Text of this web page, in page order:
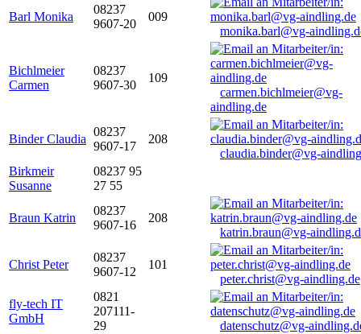
Barl Monika
08237
9607-20
009
monika.barl@vg-
Bichlmeier
Carmen
08237
9607-30
109
carmen.bichlmeier@vg-
aindling.de
Binder Claudia
08237
9607-17
208
claudia.binder@vg-
Birkmeir
Susanne
08237 95
27 55
Braun Katrin
08237
9607-16
208
katrin.braun@vg-
Christ Peter
08237
9607-12
101
peter.christ@vg-aindling.de
fly-tech IT
GmbH
0821
207111-
29
datenschutz@vg-